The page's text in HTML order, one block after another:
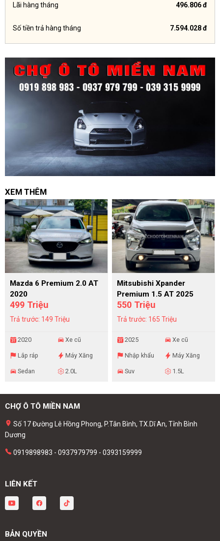
Lãi hàng tháng 496.806 đ
Số tiền trả hàng tháng 7.594.028 đ
XEM THÊM
Mazda 6 Premium 2.0 AT
2020
499 Triệu
Trả trước: 149 Triệu
2020 Xe cũ
Lắp ráp Máy Xăng
Sedan 2.0L
Mitsubishi Xpander
Premium 1.5 AT 2025
550 Triệu
Trả trước: 165 Triệu
2025 Xe cũ
Nhập khẩu Máy Xăng
Suv 1.5L
CHỢ Ô TÔ MIỀN NAM
Số 17 Đường Lê Hồng Phong, P.Tân Bình, TX.Dĩ An, Tỉnh Bình
Dương
0919898983 - 0937979799 - 0393159999
LIÊN KẾT
BẢN QUYỀN